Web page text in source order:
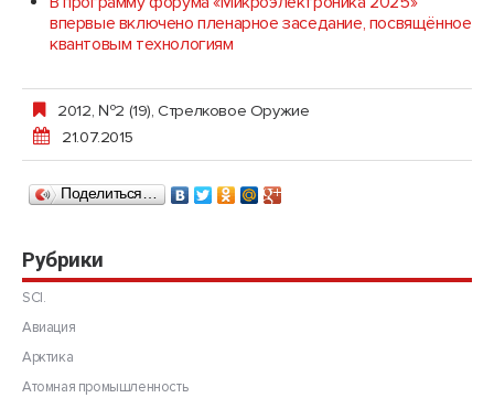
впервые включено пленарное заседание, посвящённое
квантовым технологиям
2012, №2 (19),Стрелковое Оружие
21.07.2015
Поделиться…
Рубрики
SCI.
Авиация
Арктика
Атомная промышленность